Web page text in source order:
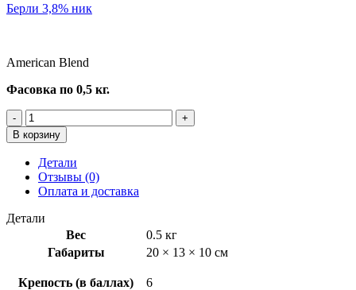
Берли 3,8% ник
American Blend
Фасовка по 0,5 кг.
Количество
товара
American
Blend
№4
Голд/
Ред/
Берли
В корзину
Детали
Отзывы (0)
Оплата и доставка
Детали
Вес
0.5 кг
Габариты
20 × 13 × 10 см
Крепость (в баллах) 6